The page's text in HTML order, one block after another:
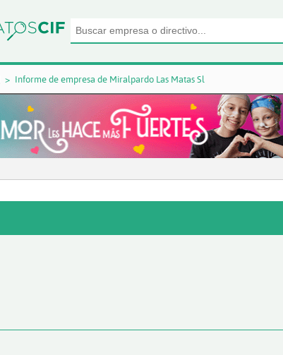
Informe de empresa de Miralpardo Las Matas Sl